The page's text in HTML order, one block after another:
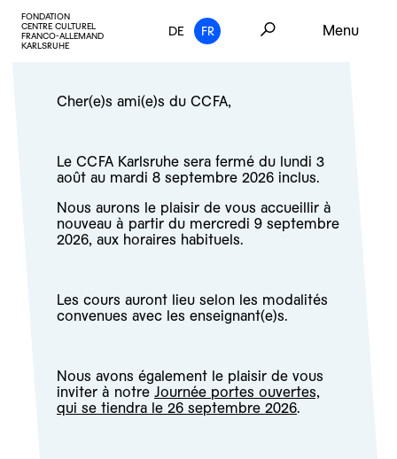
FONDATION
CENTRE CULTUREL
FRANCO-ALLEMAND
KARLSRUHE
DE FR Menu
Cher(e)s ami(e)s du CCFA,
Le CCFA Karlsruhe sera fermé du lundi 3
août au mardi 8 septembre 2026 inclus.
Nous aurons le plaisir de vous accueillir à
nouveau à partir du mercredi 9 septembre
2026, aux horaires habituels.
Les cours auront lieu selon les modalités
convenues avec les enseignant(e)s.
Nous avons également le plaisir de vous
inviter à notre Journée portes ouvertes,
qui se tiendra le 26 septembre 2026.